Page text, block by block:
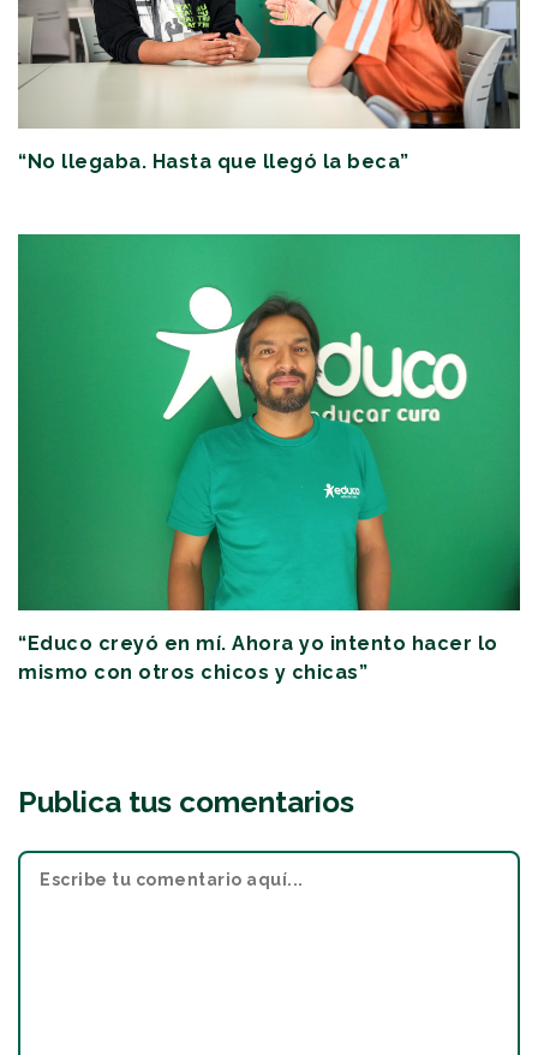
“No llegaba. Hasta que llegó la beca”
“Educo creyó en mí. Ahora yo intento hacer lo
mismo con otros chicos y chicas”
Publica tus comentarios